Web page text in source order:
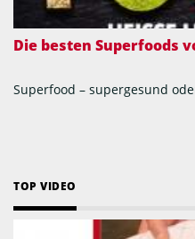
Die besten Superfoods
Superfood – supergesund
TOP VIDEO